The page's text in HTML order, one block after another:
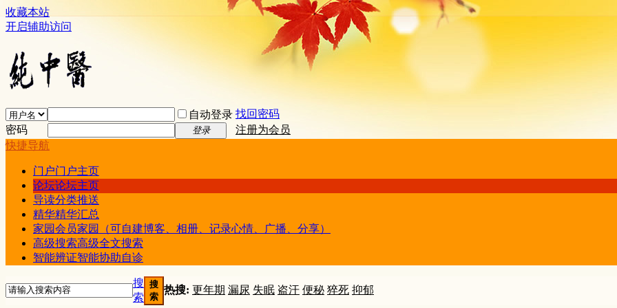
收藏本站
开启辅助访问
自动登录 找回密码
密码
登录
注册为会员
快捷导航
门户门户主页
论坛论坛主页
导读分类推送
精华精华汇总
家园会员家园（可自建博客、相册、记录心情、广播、分享）
高级搜索高级全文搜索
智能辨证智能协助自诊
搜
索
搜
索
热搜: 更年期 漏尿 失眠 盗汗 便秘 猝死 抑郁